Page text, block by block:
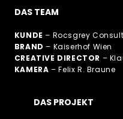
DAS TEAM
KUNDE – Rocsgrey
BRAND – Kaiserhof Wien
CREATIVE DIRECTOR –
KAMERA – Felix R. Braune
DAS PROJEKT